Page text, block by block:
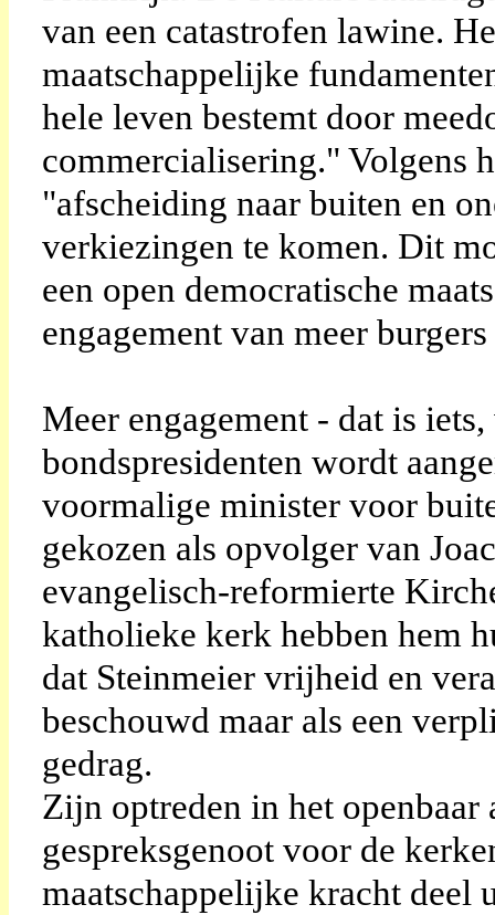
van een catastrofen lawine.
maatschappelijke
hele leven bestemt door
commercialisering." Volgens
"afscheiding naar buiten en
verkiezingen te komen. Dit
een open democratische
engagement van meer
Meer engagement - dat is
bondspresidenten wordt
voormalige minister voor
gekozen als opvolger van
evangelisch-reformierte
katholieke kerk hebben hem
dat Steinmeier vrijheid en
beschouwd maar als een
gedrag.
Zijn optreden in het openbaar
gespreksgenoot voor de
maatschappelijke kracht